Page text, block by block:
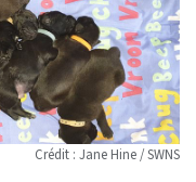
Crédit : Jane Hine / SWNS